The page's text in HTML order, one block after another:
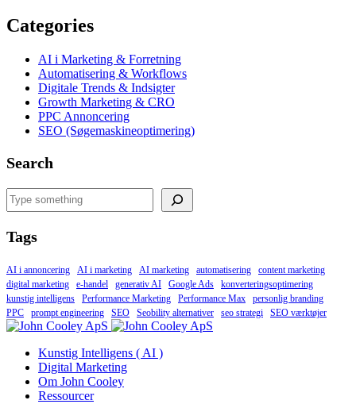
Categories
AI i Marketing & Forretning
Automatisering & Workflows
Digitale Trends & Indsigter
Growth Marketing & CRO
PPC Annoncering
SEO (Søgemaskineoptimering)
Search
Search
Tags
AI i annoncering AI i marketing AI marketing automatisering
content marketing
digital marketing
e-handel generativ AI Google Ads
konverteringsoptimering
kunstig intelligens
Performance Marketing Performance Max
personlig branding
PPC
prompt engineering SEO Seobility alternativer seo strategi SEO værktøjer
Kunstig Intelligens ( AI )
Digital Marketing
Om John Cooley
Ressourcer